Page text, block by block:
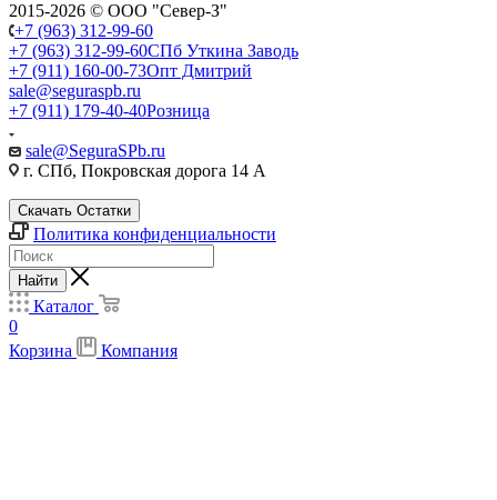
2015-2026 © ООО "Север-З"
+7 (963) 312-99-60
+7 (963) 312-99-60СПб Уткина Заводь
+7 (911) 160-00-73Опт Дмитрий
sale@seguraspb.ru
+7 (911) 179-40-40Розница
sale@SeguraSPb.ru
г. СПб, Покровская дорога 14 А
Скачать Остатки
Политика конфиденциальности
Найти
Каталог
0
Корзина
Компания